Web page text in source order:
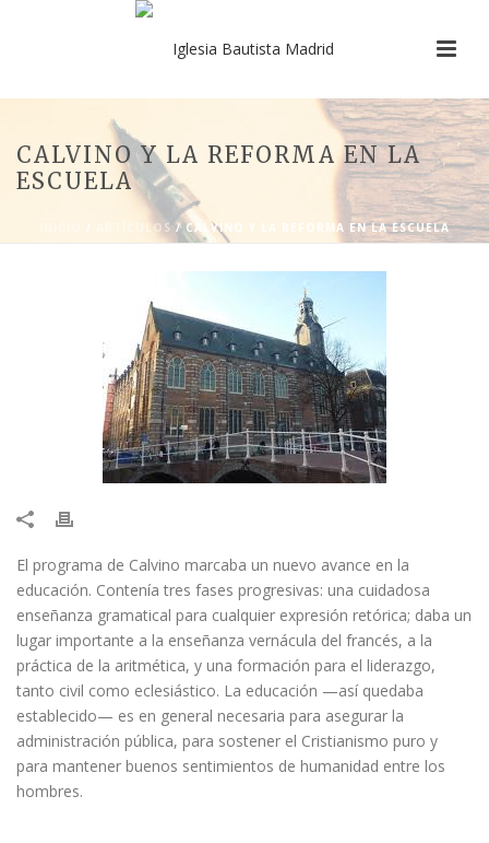
CALVINO Y LA REFORMA EN LA
ESCUELA
/ ARTÍCULOS/ CALVINO Y LA REFORMA EN LA ESCUELA
​​El programa de Calvino marcaba un nuevo avance en la
educación. Contenía tres fases progresivas: una cuidadosa
enseñanza gramatical para cualquier expresión retórica; daba un
lugar importante a la enseñanza vernácula del francés, a la
práctica de la aritmética, y una formación para el liderazgo,
tanto civil como eclesiástico. La educación —así quedaba
establecido— es en general necesaria para asegurar la
administración pública, para sostener el Cristianismo puro y
para mantener buenos sentimientos de humanidad entre los
hombres.